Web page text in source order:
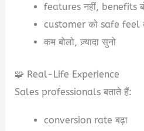
features नहीं, benefits
customer को safe feel
कम बोलो, ज़्यादा सुनो
🧩 Real-Life Experience
Sales professionals बताते हैं:
conversion rate बढ़ा